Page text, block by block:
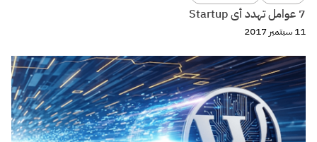
7 عوامل تهدد أى Startup
11 سبتمبر 2017